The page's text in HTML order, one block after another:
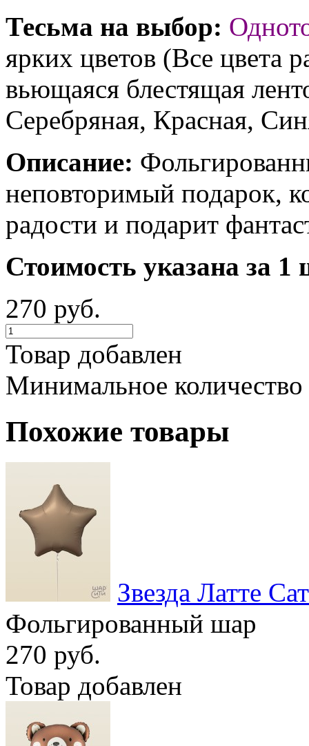
Тесьма на выбор:
ярких цветов (Все цвета
вьющаяся блестящая
Серебряная, Красная,
Описание:
неповторимый подарок,
радости и подарит
Стоимость указана за 1
270 руб.
Товар добавлен
Минимальное
Похожие товары
Звезда Латте
Фольгированный шар
270 руб.
Товар добавлен